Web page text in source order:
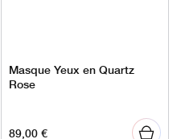
Masque Yeux en Quartz
Rose
89,00€